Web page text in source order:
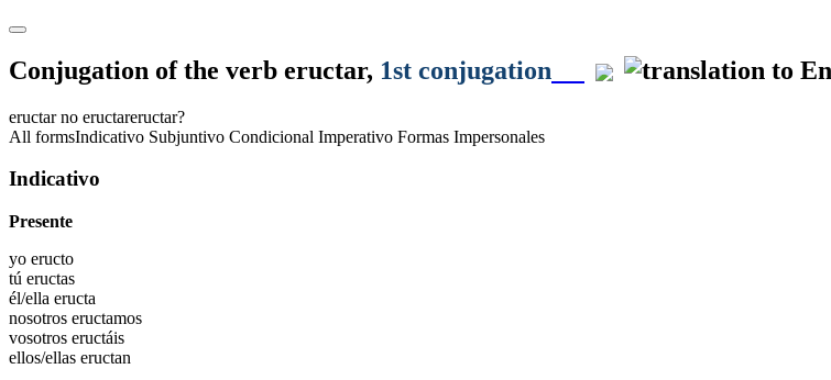
Conjugation of the verb eructar, 1st conjugation
eructarno eructareructar?
All formsIndicativo Subjuntivo Condicional Imperativo Formas Impersonales
Indicativo
Presente
yo eructo
tú eructas
él/ella eructa
nosotros eructamos
vosotros eructáis
ellos/ellas eructan